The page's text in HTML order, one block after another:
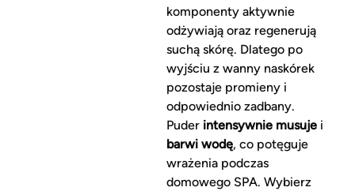
komponenty aktywnie
odżywiają oraz regenerują
suchą skórę. Dlatego po
wyjściu z wanny naskórek
pozostaje promieny i
odpowiednio zadbany.
Puderintensywnie musujei
barwi wodę, co potęguje
wrażenia podczas
domowego SPA. Wybierz